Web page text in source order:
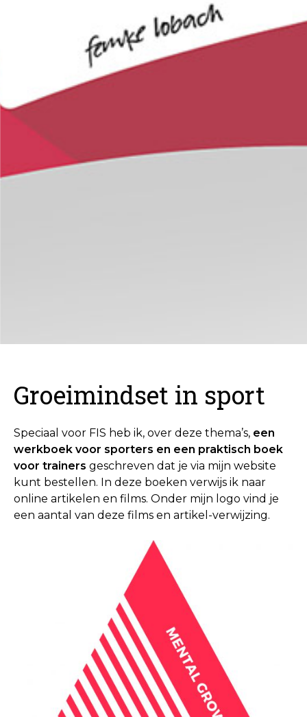
Groeimindset in sport
Speciaal voor FIS heb ik, over deze thema’s, een
werkboek voor sporters en een praktisch boek
voor trainers geschreven dat je via mijn website
kunt bestellen. In deze boeken verwijs ik naar
online artikelen en films. Onder mijn logo vind je
een aantal van deze films en artikel-verwijzing.